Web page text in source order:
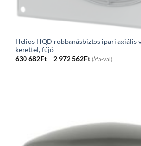
Helios HQD robbanásbiztos ipari axiális
kerettel, fújó
630 682Ft – 2 972 562FtPrice
range:
(Áfa-val)